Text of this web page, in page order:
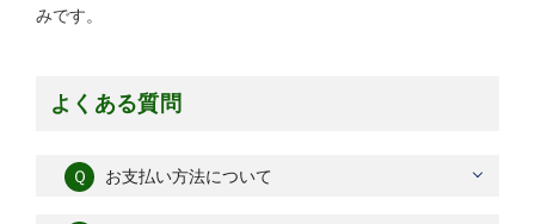
みです。
よくある質問
Ｑ お支払い方法について